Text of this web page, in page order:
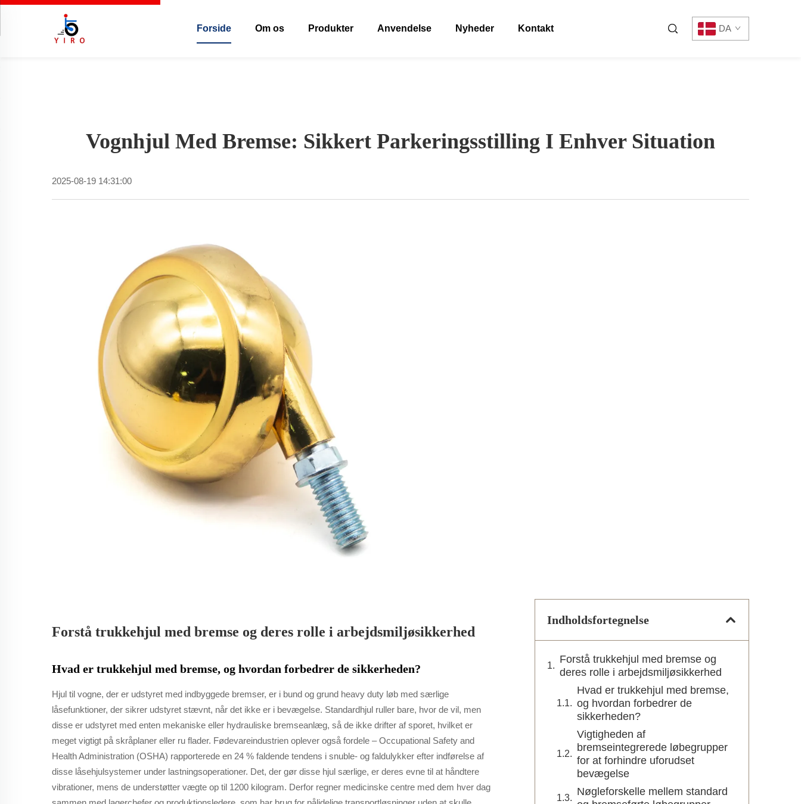
Forside Om os Produkter Anvendelse Nyheder Kontakt DA
Vognhjul Med Bremse: Sikkert Parkeringsstilling I Enhver Situation
2025-08-19 14:31:00
Forstå trukkehjul med bremse og deres rolle i arbejdsmiljøsikkerhed
Hvad er trukkehjul med bremse, og hvordan forbedrer de sikkerheden?
Hjul til vogne, der er udstyret med indbyggede bremser, er i bund og grund heavy duty løb med særlige
låsefunktioner, der sikrer udstyret stævnt, når det ikke er i bevægelse. Standardhjul ruller bare, hvor de vil, men
disse er udstyret med enten mekaniske eller hydrauliske bremseanlæg, så de ikke drifter af sporet, hvilket er
meget vigtigt på skråplaner eller ru flader. Fødevareindustrien oplever også fordele – Occupational Safety and
Health Administration (OSHA) rapporterede en 24 % faldende tendens i snuble- og faldulykker efter indførelse af
disse låsehjulsystemer under lastningsoperationer. Det, der gør disse hjul særlige, er deres evne til at håndtere
vibrationer, mens de understøtter vægte op til 1200 kilogram. Derfor regner medicinske centre med dem hver dag
Indholdsfortegnelse
Forstå trukkehjul med bremse og
deres rolle i arbejdsmiljøsikkerhed
Hvad er trukkehjul med bremse,
og hvordan forbedrer de
sikkerheden?
Vigtigheden af
bremseintegrerede løbegrupper
for at forhindre uforudset
bevægelse
Nøgleforskelle mellem standard